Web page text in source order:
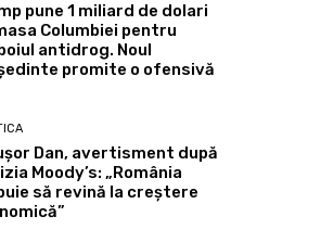
pune 1 miliard de dolari
Columbiei pentru
antidrog. Noul
promite o ofensivă
Dan, avertisment după
Moody’s: „România
să revină la creștere